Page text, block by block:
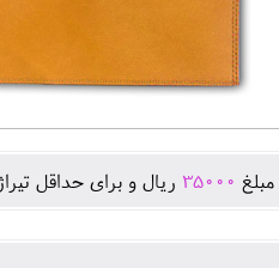
مبلغ 35000 ريال و برای حداقل تيراژ